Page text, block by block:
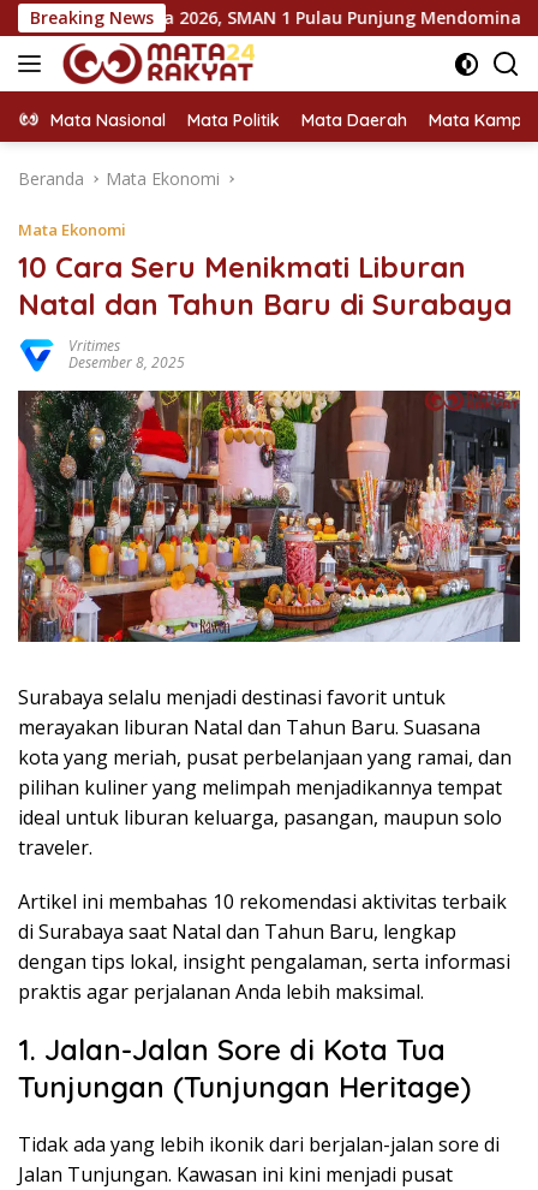
Langsung
ke
konten
Breaking News
2026, SMAN 1 Pulau Punjung Mendominasi KPU
Mata Nasional Mata Politik Mata Daerah Mata
Beranda Mata Ekonomi
Mata Ekonomi
10 Cara Seru Menikmati Liburan
Natal dan Tahun Baru di Surabaya
Vritimes
Desember 8, 2025
Surabaya selalu menjadi destinasi favorit untuk
merayakan liburan Natal dan Tahun Baru. Suasana
kota yang meriah, pusat perbelanjaan yang ramai, dan
pilihan kuliner yang melimpah menjadikannya tempat
ideal untuk liburan keluarga, pasangan, maupun solo
traveler.
Artikel ini membahas 10 rekomendasi aktivitas terbaik
di Surabaya saat Natal dan Tahun Baru, lengkap
dengan tips lokal, insight pengalaman, serta informasi
praktis agar perjalanan Anda lebih maksimal.
1. Jalan-Jalan Sore di Kota Tua
Tunjungan (Tunjungan Heritage)
Tidak ada yang lebih ikonik dari berjalan-jalan sore di
Jalan Tunjungan. Kawasan ini kini menjadi pusat